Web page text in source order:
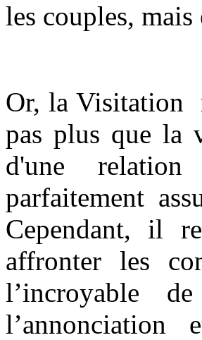
les couples,
Or, la Visitation
pas plus que la
d'une relation
parfaitement
Cependant, il
affronter les
l’incroyable
l’annonciation